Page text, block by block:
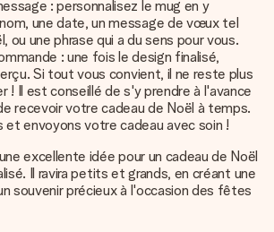
: personnalisez le mug en y
une date, un message de vœux tel
ou une phrase qui a du sens pour vous.
: une fois le design finalisé,
Si tout vous convient, il ne reste plus
! Il est conseillé de s'y prendre à l'avance
recevoir votre cadeau de Noël à temps.
et envoyons votre cadeau avec soin !
excellente idée pour un cadeau de Noël
Il ravira petits et grands, en créant une
souvenir précieux à l'occasion des fêtes